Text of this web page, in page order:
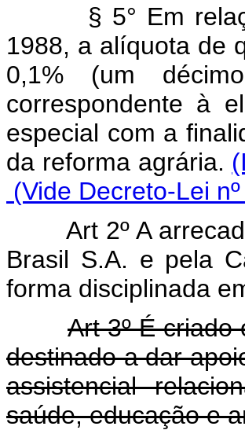
§ 5° Em
1988, a alíquota de
0,1% (um
correspondente à
especial com a
da reforma agrária.
(Vide Decreto-Lei
Art 2º A
Brasil S.A. e pela
forma disciplinada
Art 3º É criado
destinado a dar
assistencial
saúde, educação e